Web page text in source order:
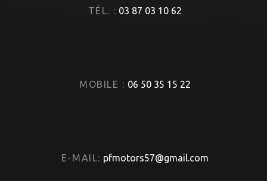
TÉL. : 03 87 03 10 62
MOBILE : 06 50 35 15 22
E-MAIL: pfmotors57@gmail.com